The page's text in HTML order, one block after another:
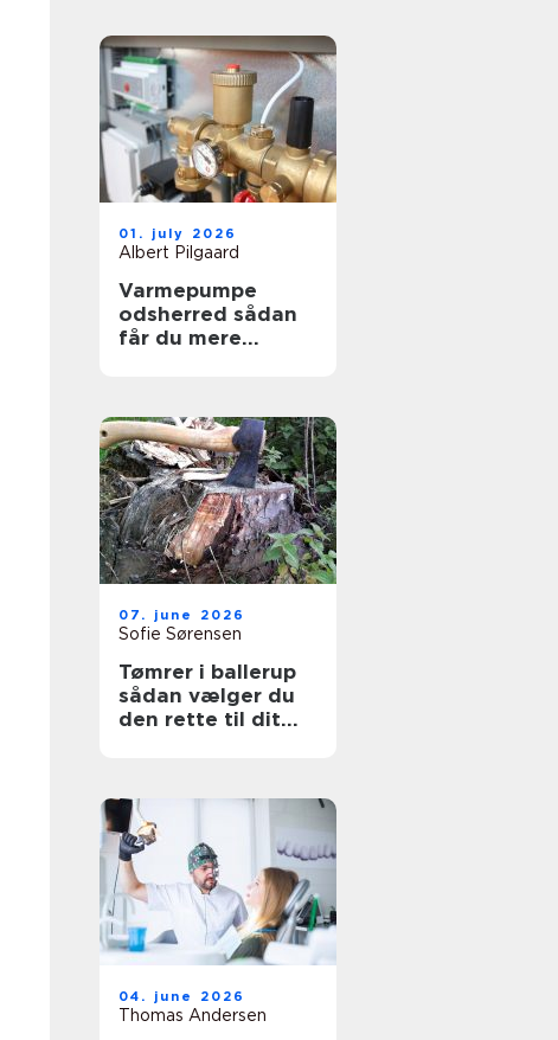
01. july 2026
Albert Pilgaard
Varmepumpe
odsherred sådan
får du mere
07. june 2026
Sofie Sørensen
Tømrer i ballerup
sådan vælger du
den rette til dit
04. june 2026
Thomas Andersen